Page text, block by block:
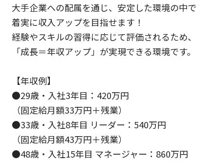
大手企業への配属を通じ、安定した環境の中で
着実に収入アップを目指せます！
経験やスキルの習得に応じて評価されるため、
「成長＝年収アップ」が実現できる環境です。
【年収例】
●29歳・入社3年目：420万円
（固定給月額33万円＋残業）
●33歳・入社8年目 リーダー：540万円
（固定給月額43万円＋残業）
●48歳・入社15年目 マネージャー：860万円